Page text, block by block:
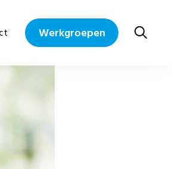
Werkgroepen